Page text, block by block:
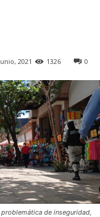
2021 0
1326
de inseguridad,